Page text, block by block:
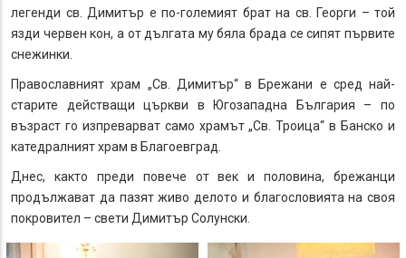
легенди св. Димитър е по-големият брат на св. Георги – той
язди червен кон, а от дългата му бяла брада се сипят първите
снежинки.
Православният храм „Св. Димитър“ в Брежани е сред най-
старите действащи църкви в Югозападна България – по
възраст го изпреварват само храмът „Св. Троица“ в Банско и
катедралният храм в Благоевград.
Днес, както преди повече от век и половина, брежанци
продължават да пазят живо делото и благословията на своя
покровител – свети Димитър Солунски.